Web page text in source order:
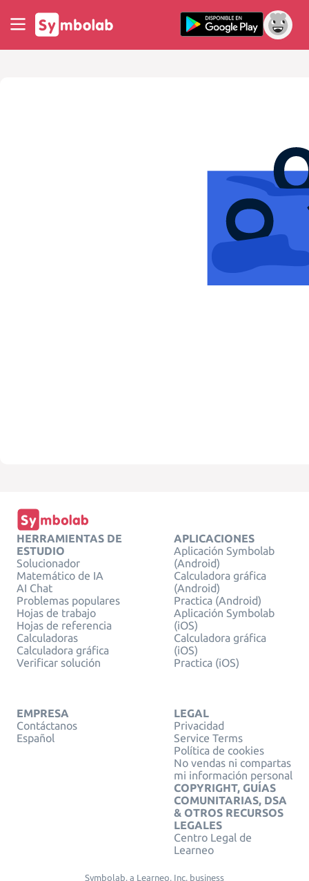
HERRAMIENTAS DE
ESTUDIO
Solucionador
Matemático de IA
AI Chat
Problemas populares
Hojas de trabajo
Hojas de referencia
Calculadoras
Calculadora gráfica
Verificar solución
APLICACIONES
Aplicación Symbolab
(Android)
Calculadora gráfica
(Android)
Practica (Android)
Aplicación Symbolab
(iOS)
Calculadora gráfica
(iOS)
Practica (iOS)
EMPRESA
Contáctanos
Español
LEGAL
Privacidad
Service Terms
Política de cookies
No vendas ni compartas
mi información personal
COPYRIGHT, GUÍAS
COMUNITARIAS, DSA
& OTROS RECURSOS
LEGALES
Centro Legal de
Learneo
Symbolab, a Learneo, Inc. business